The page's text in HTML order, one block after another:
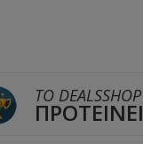
ΤΟ DEALSSHOP
ΠΡΟΤΕΙΝΕΙ